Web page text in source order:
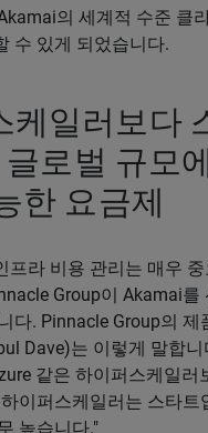
의 세계적 수준 클
수 있게 되었습니다.
케일러보다
로벌 규모
한 요금제
프라 비용 관리는 매우 중
Group이 Akamai를
다. Pinnacle Group의 제
Dave)는 이렇게 말합
같은 하이퍼스케일러
이퍼스케일러는 스타트
높습니다."